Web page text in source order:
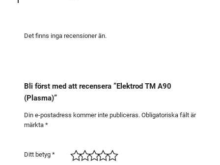
Det finns inga recensioner än.
Bli först med att recensera ”Elektrod TM A90
(Plasma)”
Din e-postadress kommer inte publiceras. Obligatoriska fält är
märkta *
Ditt betyg *